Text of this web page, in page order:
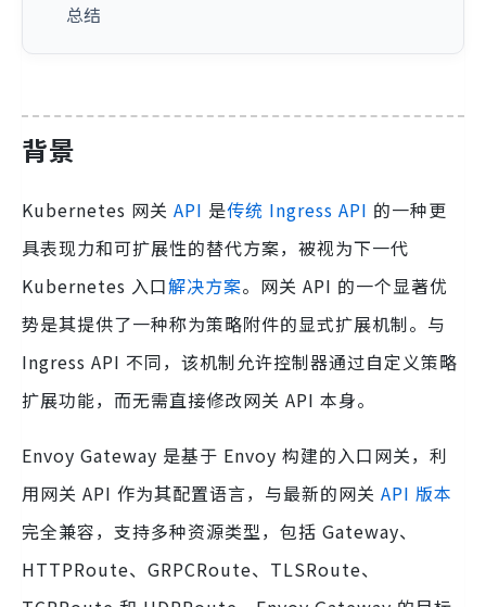
总结
背景
Kubernetes 网关 API 是传统 Ingress API 的一种更
具表现力和可扩展性的替代方案，被视为下一代
Kubernetes 入口解决方案。网关 API 的一个显著优
势是其提供了一种称为策略附件的显式扩展机制。与
Ingress API 不同，该机制允许控制器通过自定义策略
扩展功能，而无需直接修改网关 API 本身。
Envoy Gateway 是基于 Envoy 构建的入口网关，利
用网关 API 作为其配置语言，与最新的网关 API 版本
完全兼容，支持多种资源类型，包括 Gateway、
HTTPRoute、GRPCRoute、TLSRoute、